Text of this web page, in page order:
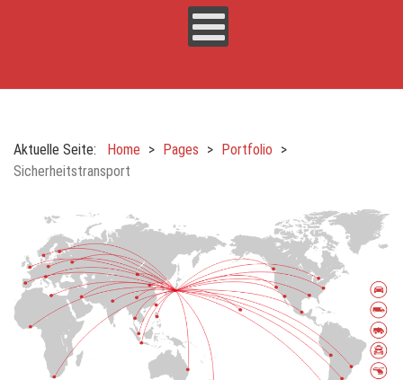
Aktuelle Seite: Home Pages
Portfolio
Sicherheitstransport